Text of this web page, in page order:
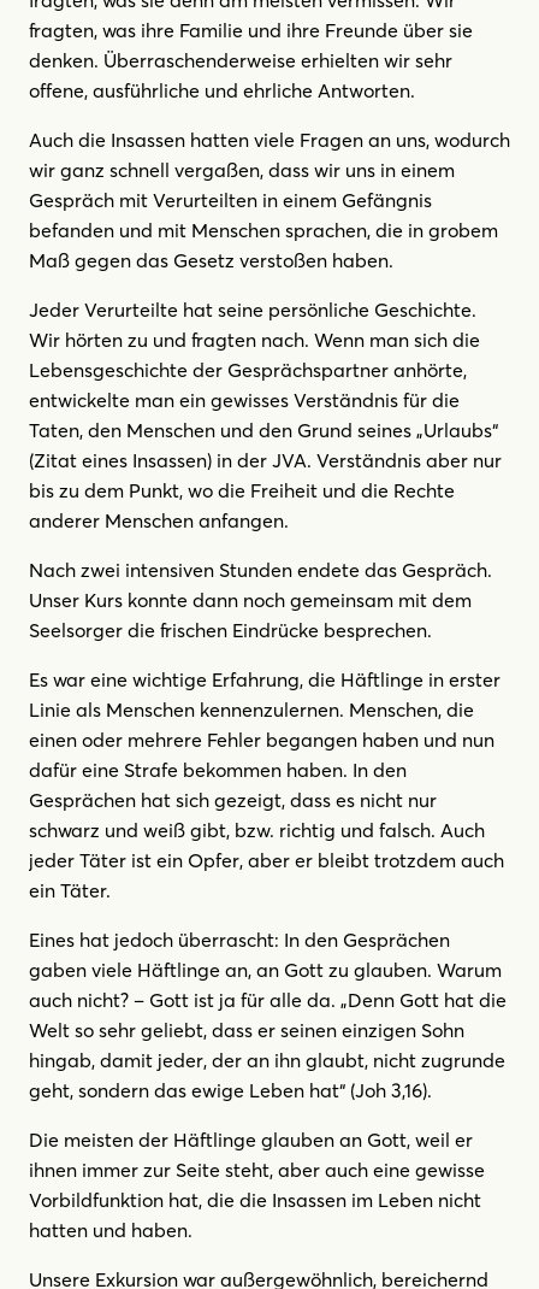
fragten, was ihre Familie und ihre Freunde über sie
denken. Überraschenderweise erhielten wir sehr
offene, ausführliche und ehrliche Antworten.
Auch die Insassen hatten viele Fragen an uns, wodurch
wir ganz schnell vergaßen, dass wir uns in einem
Gespräch mit Verurteilten in einem Gefängnis
befanden und mit Menschen sprachen, die in grobem
Maß gegen das Gesetz verstoßen haben.
Jeder Verurteilte hat seine persönliche Geschichte.
Wir hörten zu und fragten nach. Wenn man sich die
Lebensgeschichte der Gesprächspartner anhörte,
entwickelte man ein gewisses Verständnis für die
Taten, den Menschen und den Grund seines „Urlaubs“
(Zitat eines Insassen) in der JVA. Verständnis aber nur
bis zu dem Punkt, wo die Freiheit und die Rechte
anderer Menschen anfangen.
Nach zwei intensiven Stunden endete das Gespräch.
Unser Kurs konnte dann noch gemeinsam mit dem
Seelsorger die frischen Eindrücke besprechen.
Es war eine wichtige Erfahrung, die Häftlinge in erster
Linie als Menschen kennenzulernen. Menschen, die
einen oder mehrere Fehler begangen haben und nun
dafür eine Strafe bekommen haben. In den
Gesprächen hat sich gezeigt, dass es nicht nur
schwarz und weiß gibt, bzw. richtig und falsch. Auch
jeder Täter ist ein Opfer, aber er bleibt trotzdem auch
ein Täter.
Eines hat jedoch überrascht: In den Gesprächen
gaben viele Häftlinge an, an Gott zu glauben. Warum
auch nicht? – Gott ist ja für alle da. „Denn Gott hat die
Welt so sehr geliebt, dass er seinen einzigen Sohn
hingab, damit jeder, der an ihn glaubt, nicht zugrunde
geht, sondern das ewige Leben hat“ (Joh 3,16).
Die meisten der Häftlinge glauben an Gott, weil er
ihnen immer zur Seite steht, aber auch eine gewisse
Vorbildfunktion hat, die die Insassen im Leben nicht
hatten und haben.
Unsere Exkursion war außergewöhnlich, bereichernd